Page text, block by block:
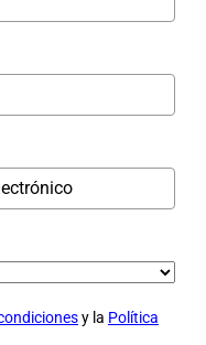
y la Política